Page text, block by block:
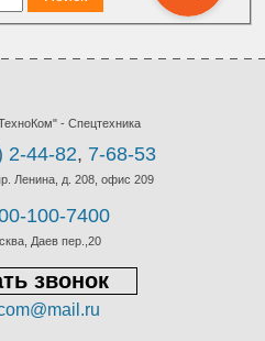
- Спецтехника
2-44-82, 7-68-53
Ленина, д. 208, офис 209
100-7400
Даев пер.,20
звонок